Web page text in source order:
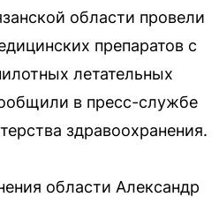
области провели
препаратов с
летательных
в пресс-службе
здравоохранения.
области Александр